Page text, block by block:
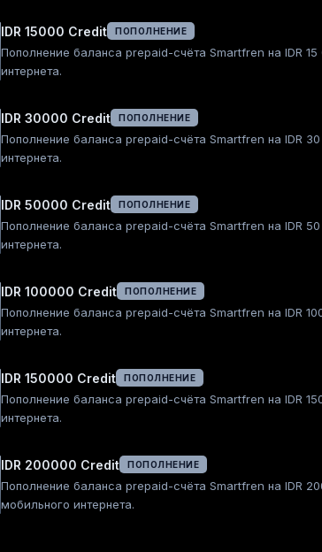
IDR 15000 Credit ПОПОЛНЕНИЕ
Пополнение баланса prepaid-счёта Smartfren на IDR
интернета.
IDR 30000 Credit ПОПОЛНЕНИЕ
Пополнение баланса prepaid-счёта Smartfren на IDR
интернета.
IDR 50000 Credit ПОПОЛНЕНИЕ
Пополнение баланса prepaid-счёта Smartfren на IDR
интернета.
IDR 100000 Credit ПОПОЛНЕНИЕ
Пополнение баланса prepaid-счёта Smartfren на IDR
интернета.
IDR 150000 Credit ПОПОЛНЕНИЕ
Пополнение баланса prepaid-счёта Smartfren на IDR
интернета.
IDR 200000 Credit ПОПОЛНЕНИЕ
Пополнение баланса prepaid-счёта Smartfren на IDR
мобильного интернета.